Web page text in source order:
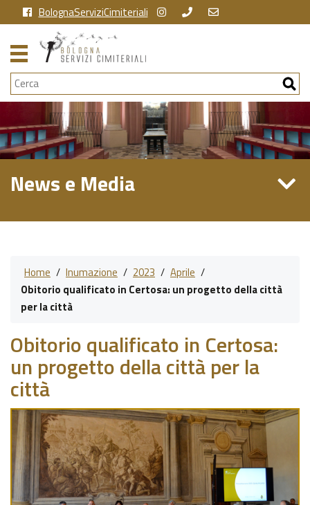
BolognaServiziCimiteriali
Cerca
News e Media
Home / Inumazione / 2023 / Aprile /
Obitorio qualificato in Certosa: un progetto della città
per la città
Obitorio qualificato in Certosa:
un progetto della città per la
città